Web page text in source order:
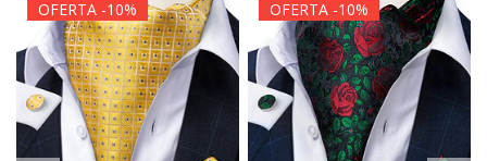
OFERTA -10% OFERTA -10%